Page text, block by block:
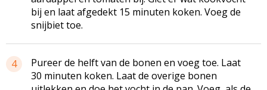
bij en laat afgedekt 15 minuten koken. Voeg de
snijbiet toe.
4
Pureer de helft van de bonen en voeg toe. Laat
30 minuten koken. Laat de overige bonen